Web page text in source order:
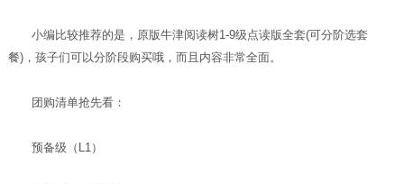
小编比较推荐的是，原版牛津阅读树1-9级点读版全套(可分阶选套
餐)，孩子们可以分阶段购买哦，而且内容非常全面。
团购清单抢先看：
预备级（L1）